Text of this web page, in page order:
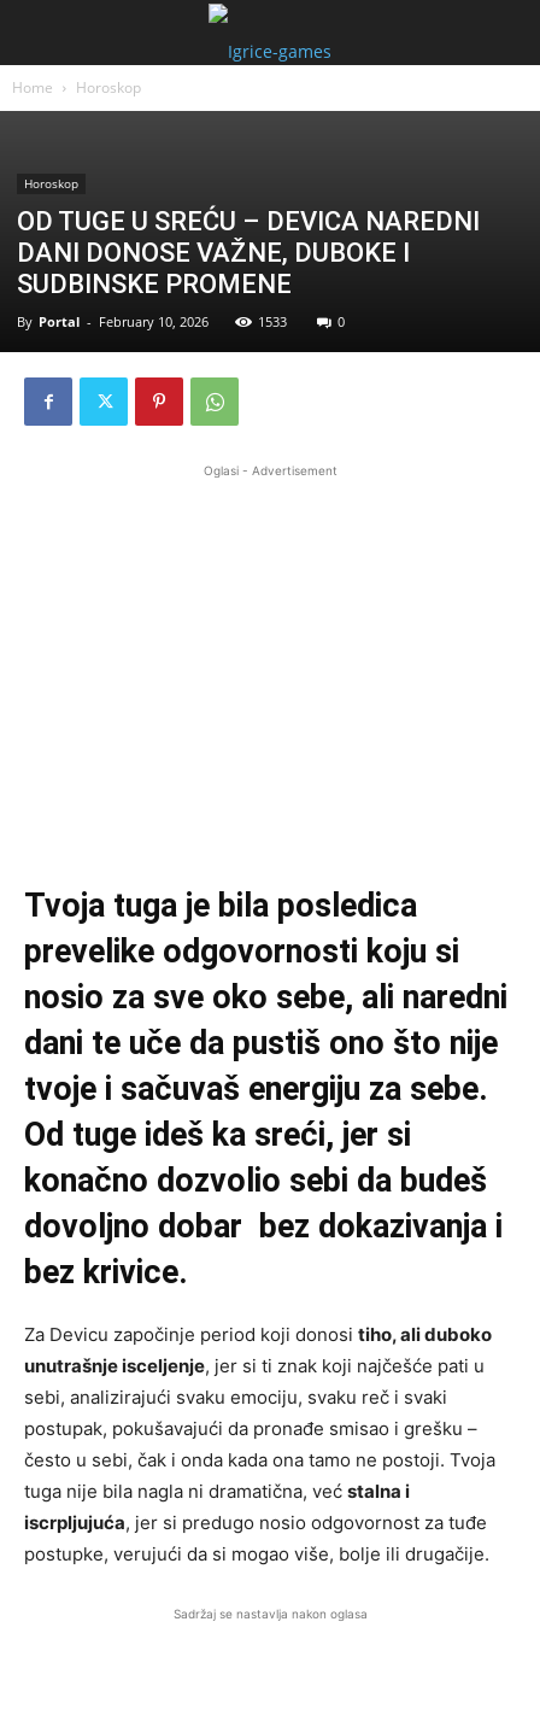
Home Horoskop
Horoskop
OD TUGE U SREĆU – DEVICA NAREDNI
DANI DONOSE VAŽNE, DUBOKE I
SUDBINSKE PROMENE
By Portal - February 10, 2026 1533 0
Oglasi - Advertisement
Tvoja tuga je bila posledica
prevelike odgovornosti koju si
nosio za sve oko sebe, ali naredni
dani te uče da pustiš ono što nije
tvoje i sačuvaš energiju za sebe.
Od tuge ideš ka sreći, jer si
konačno dozvolio sebi da budeš
dovoljno dobar bez dokazivanja i
bez krivice.
Za Devicu započinje period koji donosi tiho, ali duboko
unutrašnje isceljenje, jer si ti znak koji najčešće pati u
sebi, analizirajući svaku emociju, svaku reč i svaki
postupak, pokušavajući da pronađe smisao i grešku –
često u sebi, čak i onda kada ona tamo ne postoji. Tvoja
tuga nije bila nagla ni dramatična, već stalna i
iscrpljujuća, jer si predugo nosio odgovornost za tuđe
postupke, verujući da si mogao više, bolje ili drugačije.
Sadržaj se nastavlja nakon oglasa